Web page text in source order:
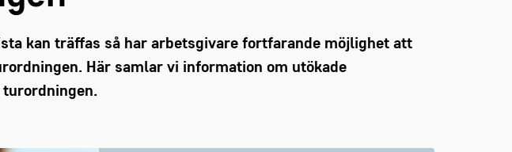
kan träffas så har arbetsgivare fortfarande möjlighet att
Här samlar vi information om utökade